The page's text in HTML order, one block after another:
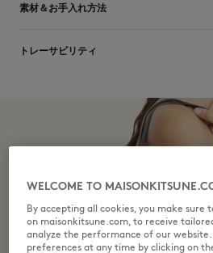
サイズ： UNISEX
素材＆お手入れ方法
Matiere principale: 100% BOVINE LEATHER
トレーサビリティ
WELCOME TO
By accepting all cookies, you make sure
on maisonkitsune.com, to receive
analyze the performance of our website.
preferences at any time by clicking on